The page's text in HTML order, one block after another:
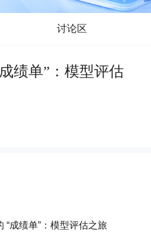
讨论区
绩单”：模型评估
“成绩单”：模型评估之旅